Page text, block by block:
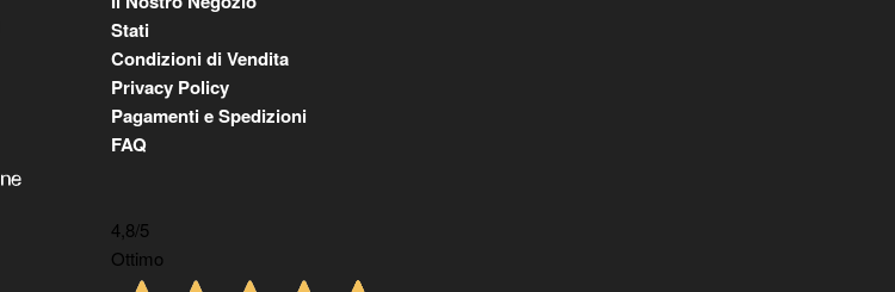
Stati
Condizioni di Vendita
Privacy Policy
Pagamenti e Spedizioni
FAQ
4,8/5
Ottimo